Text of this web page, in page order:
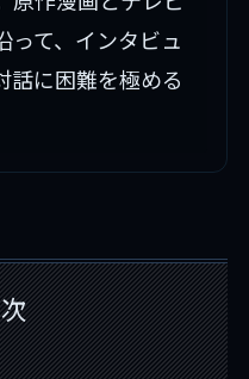
って、インタビュ
話に困難を極める